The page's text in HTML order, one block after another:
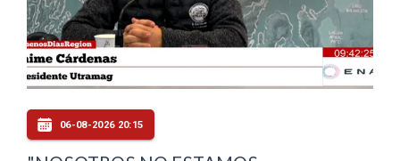
06-08-2026 20:15